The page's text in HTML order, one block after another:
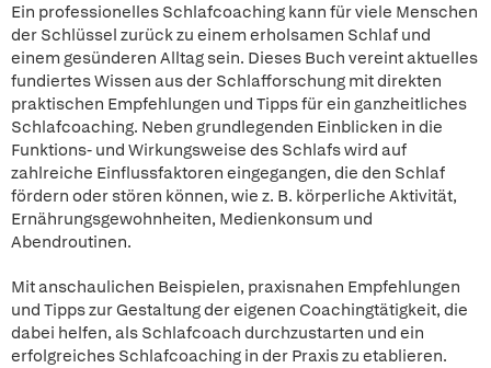
Ein professionelles Schlafcoaching kann für viele Menschen
der Schlüssel zurück zu einem erholsamen Schlaf und
einem gesünderen Alltag sein. Dieses Buch vereint aktuelles
fundiertes Wissen aus der Schlafforschung mit direkten
praktischen Empfehlungen und Tipps für ein ganzheitliches
Schlafcoaching. Neben grundlegenden Einblicken in die
Funktions- und Wirkungsweise des Schlafs wird auf
zahlreiche Einflussfaktoren eingegangen, die den Schlaf
fördern oder stören können, wie z. B. körperliche Aktivität,
Ernährungsgewohnheiten, Medienkonsum und
Abendroutinen.
Mit anschaulichen Beispielen, praxisnahen Empfehlungen
und Tipps zur Gestaltung der eigenen Coachingtätigkeit, die
dabei helfen, als Schlafcoach durchzustarten und ein
erfolgreiches Schlafcoaching in der Praxis zu etablieren.